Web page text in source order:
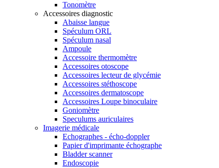
Tonomètre
Accessoires diagnostic
Abaisse langue
Spéculum ORL
Spéculum nasal
Ampoule
Accessoire thermomètre
Accessoires otoscope
Accessoires lecteur de glycémie
Accessoires stéthoscope
Accessoires dermatoscope
Accessoires Loupe binoculaire
Goniomètre
Speculums auriculaires
Imagerie médicale
Echographes - écho-doppler
Papier d'imprimante échographe
Bladder scanner
Endoscopie